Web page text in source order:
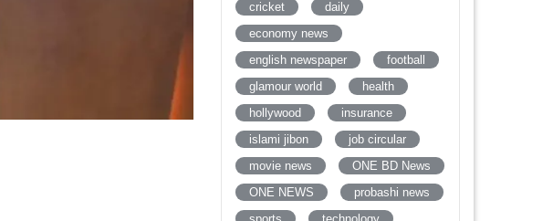
cricket
daily
economy news
english newspaper
football
glamour world
health
hollywood
insurance
islami jibon
job circular
movie news
ONE BD News
ONE NEWS
probashi news